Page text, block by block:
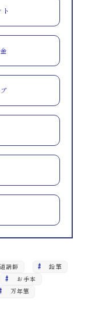
ト
講師 鉛筆
お手本
万年筆